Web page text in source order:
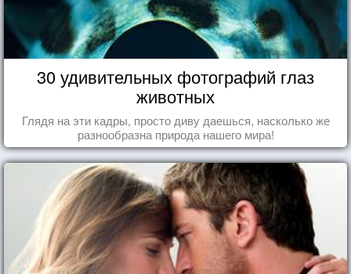
30 удивительных фотографий глаз
животных
Глядя на эти кадры, просто диву даешься, насколько же
разнообразна природа нашего мира!